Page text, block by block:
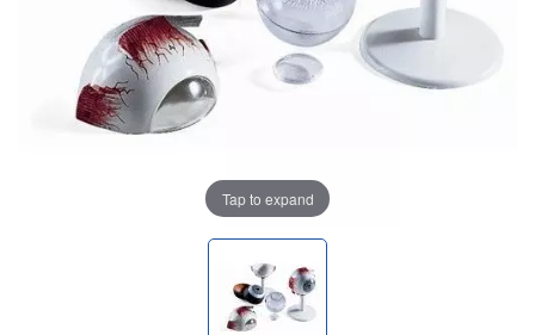
Tap to expand